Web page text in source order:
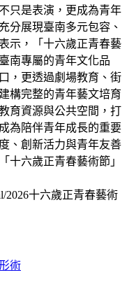
只是表演，更成為青年
分展現臺南多元包容、
示，「十六歲正青春藝
南專屬的青年文化品
，更透過劇場教育、街
構完整的青年藝文培育
育資源與公共空間，打
為陪伴青年成長的重要
、創新活力與青年友善
十六歲正青春藝術節」
2026十六歲正青春藝術
術